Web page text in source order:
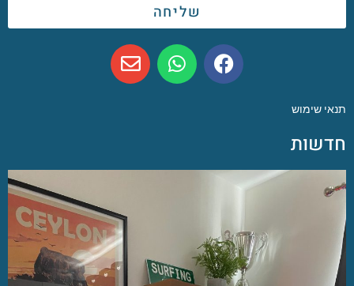
שליחה
תנאי שימוש
חדשות